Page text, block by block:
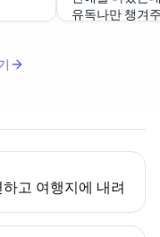
유독나만 챙겨
고 여행지에 내려